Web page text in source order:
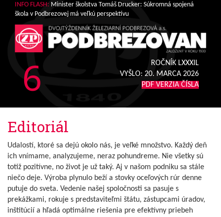
INFO FLASH: Minister školstva Tomáš Drucker: Súkromná spojená
škola v Podbrezovej má veľkú perspektívu
6
ROČNÍK LXXXIL
VYŠLO: 20. MARCA 2026
PDF VERZIA ČÍSLA
Editoriál
Udalostí, ktoré sa dejú okolo nás, je veľké množstvo. Každý deň
ich vnímame, analyzujeme, neraz pohundreme. Nie všetky sú
totiž pozitívne, no život je už taký. Aj v našom podniku sa stále
niečo deje. Výroba plynulo beží a stovky oceľových rúr denne
putuje do sveta. Vedenie našej spoločnosti sa pasuje s
prekážkami, rokuje s predstaviteľmi štátu, zástupcami úradov,
inštitúcií a hľadá optimálne riešenia pre efektívny priebeh